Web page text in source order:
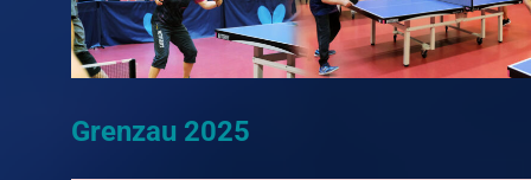
Grenzau 2025